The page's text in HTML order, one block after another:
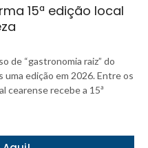
15ª edição local
de “gastronomia raiz” do
uma edição em 2026. Entre os
cearense recebe a 15ª